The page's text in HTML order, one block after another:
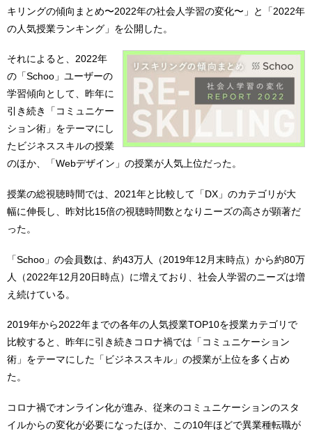
キリングの傾向まとめ〜2022年の社会人学習の変化〜」と「2022年
の人気授業ランキング」を公開した。
それによると、2022年
の「Schoo」ユーザーの
学習傾向として、昨年に
引き続き「コミュニケー
ション術」をテーマにし
たビジネススキルの授業
のほか、「Webデザイン」の授業が人気上位だった。
授業の総視聴時間では、2021年と比較して「DX」のカテゴリが大
幅に伸長し、昨対比15倍の視聴時間数となりニーズの高さが顕著だ
った。
「Schoo」の会員数は、約43万人（2019年12月末時点）から約80万
人（2022年12月20日時点）に増えており、社会人学習のニーズは増
え続けている。
2019年から2022年までの各年の人気授業TOP10を授業カテゴリで
比較すると、昨年に引き続きコロナ禍では「コミュニケーション
術」をテーマにした「ビジネススキル」の授業が上位を多く占め
た。
コロナ禍でオンライン化が進み、従来のコミュニケーションのスタ
イルからの変化が必要になったほか、この10年ほどで異業種転職が